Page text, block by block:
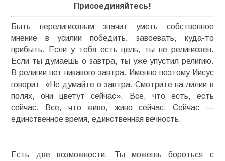
Присоединяйтесь!
Быть нерелигиозным значит уметь собственное
мнение в усилии победить, завоевать, куда-то
прибыть. Если у тебя есть цель, ты не религиозен.
Если ты думаешь о завтра, ты уже упустил религию.
В религии нет никакого завтра. Именно поэтому Иисус
говорит: «Не думайте о завтра. Смотрите на лилии в
полях, они цветут сейчас». Все, что есть, есть
сейчас. Все, что живо, живо сейчас. Сейчас —
единственное время, единственная вечность.
Есть две возможности. Ты можешь бороться с